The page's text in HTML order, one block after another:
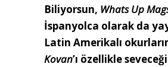
Biliyorsun, Whats Up
İspanyolca olarak da
Latin Amerikalı
Kovan’ı özellikle